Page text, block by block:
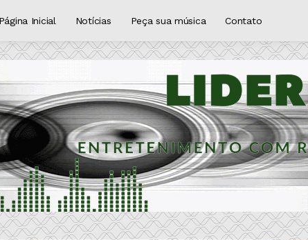
Página Inicial Notícias Peça sua música Contato